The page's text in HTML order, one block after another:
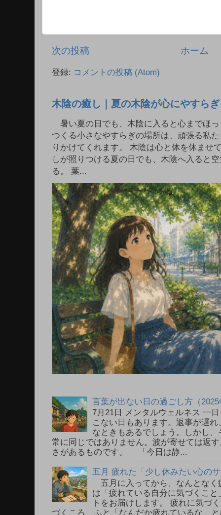
次の投稿 ホーム
登録: コメントの投稿 (Atom)
木陰の癒し｜夏の木陰が心にやすら
暑い夏の日でも、木陰に入ると心までほ
つくる小さなやすらぎの場所は、頑張る私
りかけてくれます。 木陰は心と体を休ま
しが照りつける夏の日でも、木陰へ入ると
る。 葉...
言葉が出ない日の過ごし方（
7月21日 メンタルウェルネス 一
こない日もあります。返事が遅
なときもあるでしょう。しかし
常に同じではありません。波が寄せては返
さがあるものです。 「今日は静...
五月 疲れた「少し休みたい心の
五月に入ってから、なんとなく
は「疲れている自分に気づくこ
トをお届けします。 疲れに気
づくころ、ふと「なんだか疲れているな」